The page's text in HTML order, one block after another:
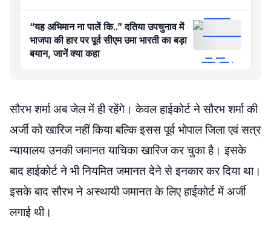
होगा फायदा?
“यह अभिमान ना पालें कि..” दतिया उपचुनाव में
भाजपा की हार पर पूर्व सीएम उमा भारती का बड़ा
बयान, जानें क्या कहा
सौरभ शर्मा अब जेल में ही रहेंगे। केवल हाईकोर्ट ने सौरभ शर्मा की
अर्जी को खारिज नहीं किया बल्कि इसस पूर्व भोपाल जिला एवं सत्र
न्यायालय उनकी जमानत याचिका खारिज कर चुका है। इसके
बाद हाईकोर्ट ने भी नियमित जमानत देने से इनकार कर दिया था।
इसके बाद सौरभ ने अस्थायी जमानत के लिए हाईकोर्ट में अर्जी
लगाई थी।